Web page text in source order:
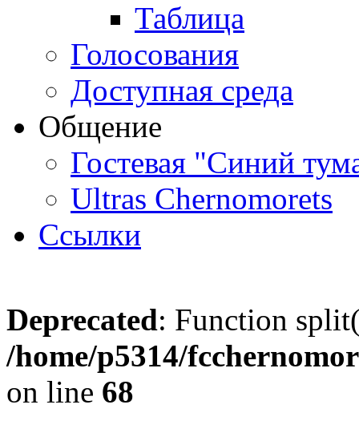
Таблица
Голосования
Доступная среда
Общение
Гостевая "Синий
Ultras Chernomorets
Ссылки
Deprecated: Function
/home/p5314/
on line 68